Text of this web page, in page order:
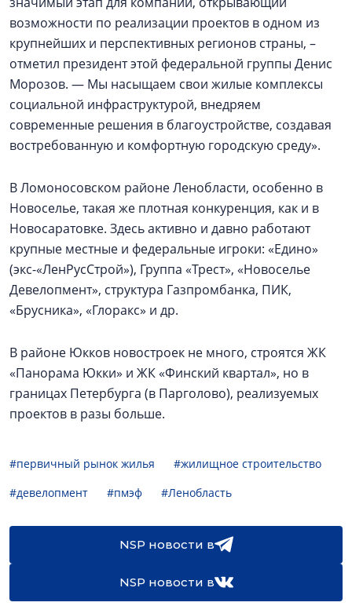
возможности по реализации проектов в одном из
крупнейших и перспективных регионов страны, –
отметил президент этой федеральной группы Денис
Морозов. — Мы насыщаем свои жилые комплексы
социальной инфраструктурой, внедряем
современные решения в благоустройстве, создавая
востребованную и комфортную городскую среду».
В Ломоносовском районе Ленобласти, особенно в
Новоселье, такая же плотная конкуренция, как и в
Новосаратовке. Здесь активно и давно работают
крупные местные и федеральные игроки: «Едино»
(экс-«ЛенРусСтрой»), Группа «Трест», «Новоселье
Девелопмент», структура Газпромбанка, ПИК,
«Брусника», «Глоракс» и др.
В районе Юкков новостроек не много, строятся ЖК
«Панорама Юкки» и ЖК «Финский квартал», но в
границах Петербурга (в Парголово), реализуемых
проектов в разы больше.
#первичный рынок жилья
#жилищное строительство
#девелопмент
#пмэф #Ленобласть
NSP новости в
NSP новости в